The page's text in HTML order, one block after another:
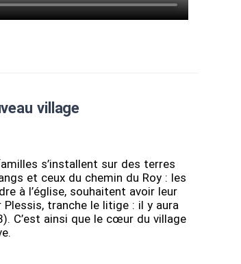
village
s’installent sur des terres
et ceux du chemin du Roy : les
à l’église, souhaitent avoir leur
Plessis, tranche le litige : il y aura
C’est ainsi que le cœur du village